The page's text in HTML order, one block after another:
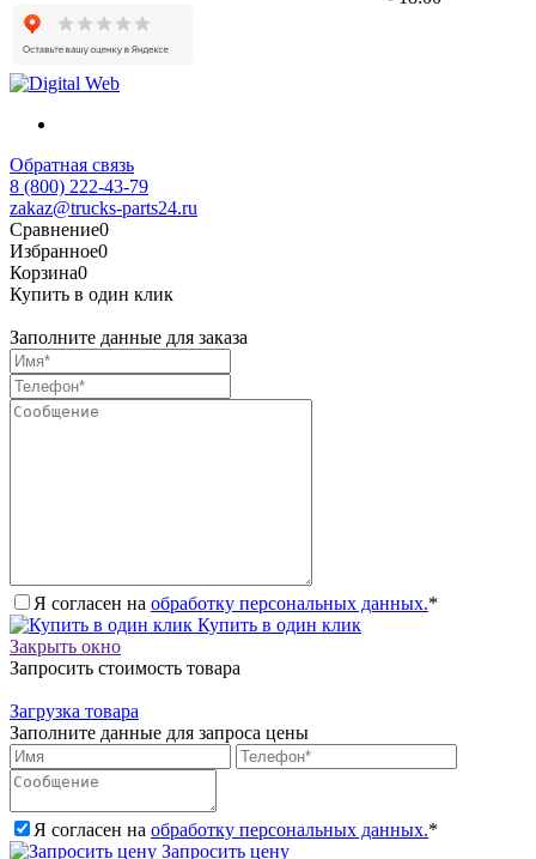
Обратная связь
8 (800) 222-43-79
zakaz@trucks-parts24.ru
Сравнение0
Избранное0
Корзина0
Купить в один клик
Заполните данные для заказа
Я согласен на обработку персональных данных.*
Купить в один клик
Закрыть окно
Запросить стоимость товара
Загрузка товара
Заполните данные для запроса цены
Я согласен на обработку персональных данных.*
Запросить цену